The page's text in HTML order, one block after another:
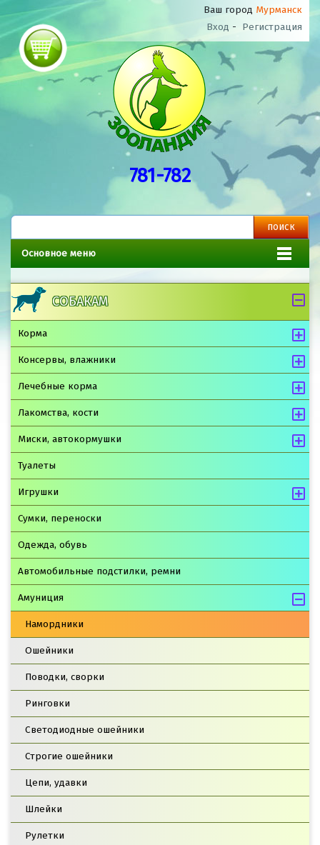
Ваш город Мурманск
Вход - Регистрация
781-782
Основное меню
СОБАКАМ
Корма
Консервы, влажники
Лечебные корма
Лакомства, кости
Миски, автокормушки
Туалеты
Игрушки
Сумки, переноски
Одежда, обувь
Автомобильные подстилки, ремни
Амуниция
Намордники
Ошейники
Поводки, сворки
Ринговки
Светодиодные ошейники
Строгие ошейники
Цепи, удавки
Шлейки
Рулетки